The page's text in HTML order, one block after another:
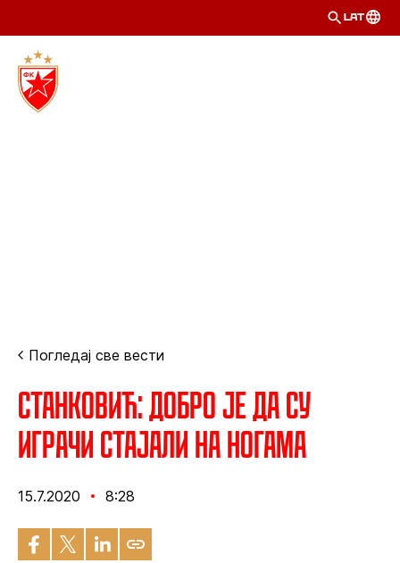
LAT
Погледај све вести
Станковић: Добро је да су
играчи стајали на ногама
15.7.2020 8:28